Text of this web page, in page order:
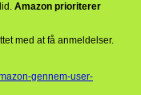
Amazon prioriterer
med at få anmeldelser.
gennem-user-